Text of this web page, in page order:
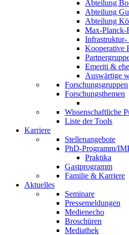
Abteilung
Abteilung
Abteilung
Max-Planck-
Infrastruktur-
Kooperative
Emeriti &
Auswärtige
Forschungsgruppen
Forschungsthemen
Wissenschaftliche
Liste der Tools
Karriere
Stellenangebote
PhD-Programm/
Praktika
Gastprogramm
Familie & Karriere
Aktuelles
Seminare
Pressemeldungen
Medienecho
Broschüren
Mediathek